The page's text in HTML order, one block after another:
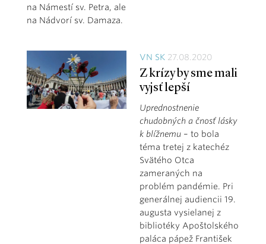
na Námestí sv. Petra, ale
na Nádvorí sv. Damaza.
VN SK27.08.2020
Z krízy by sme mali
vyjsť lepší
Uprednostnenie
chudobných a čnosť lásky
k blížnemu– to bola
téma tretej z katechéz
Svätého Otca
zameraných na
problém pandémie. Pri
generálnej audiencii 19.
augusta vysielanej z
bibliotéky Apoštolského
paláca pápež František